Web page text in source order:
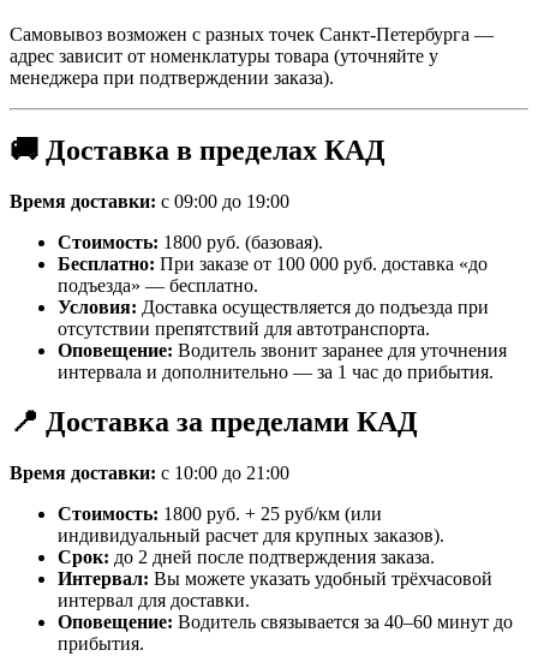
Самовывоз возможен с разных точек Санкт-Петербурга —
адрес зависит от номенклатуры товара (уточняйте у
менеджера при подтверждении заказа).
🚚 Доставка в пределах КАД
Время доставки: с 09:00 до 19:00
Стоимость: 1800 руб. (базовая).
Бесплатно: При заказе от 100 000 руб. доставка «до
подъезда» — бесплатно.
Условия: Доставка осуществляется до подъезда при
отсутствии препятствий для автотранспорта.
Оповещение: Водитель звонит заранее для уточнения
интервала и дополнительно — за 1 час до прибытия.
📍 Доставка за пределами КАД
Время доставки: с 10:00 до 21:00
Стоимость: 1800 руб. + 25 руб/км (или
индивидуальный расчет для крупных заказов).
Срок: до 2 дней после подтверждения заказа.
Интервал: Вы можете указать удобный трёхчасовой
интервал для доставки.
Оповещение: Водитель связывается за 40–60 минут до
прибытия.